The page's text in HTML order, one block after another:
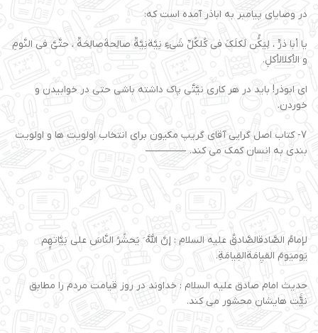
در وصایای پیامبر به اباذر آمده است که:
یا أبا ذرٍّ ، لِیَکُُن لَکلَکَ فی کُلکُلِّ شَیءٍ نِیَّةنِیَّةٌ صالِحةَصالِحَةٌ ، حتَّىَّ فی النَّومِ
و الأکلالأکلِ.
اى ابوذر! باید در هر کارى نیَّتَّى پاک داشته باشى حتى در خوابیدن و
خوردن.
7- کتاب اصل گرایی آقای گریپ مکیون برای انتخاب اولویت ها و اولویت
بندی به انسان کمک می کند.
لإمامُ الصَّادقالصَّادقُ علیه السلام : إنَّ اللَّهَّ َ یَحشُرُ النَّاسَ على نِیَّاتهِِِم
یَومیَومَ القیِامَةالقِیامَةِ.
حدیث امام صادق علیه السلام : خداوند در روز قیامت مردم را مطابق
نیََّّت هایشان محشور مى کند.